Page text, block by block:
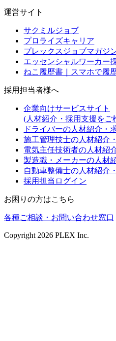
運営サイト
サクミルジョブ
プロライズキャリア
プレックスジョブマガジ
エッセンシャルワーカー
ねこ履歴書｜スマホで履
採用担当者様へ
企業向けサービスサイト
(人材紹介・採用支援をご
ドライバーの人材紹介・
施工管理技士の人材紹介
電気主任技術者の人材紹
製造職・メーカーの人材
自動車整備士の人材紹介
採用担当ログイン
お困りの方はこちら
各種ご相談・お問い合わせ窓口
Copyright 2026 PLEX Inc.